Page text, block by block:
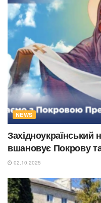
NEWS
Західноукраїнський
вшановує Покрову
02.10.2025